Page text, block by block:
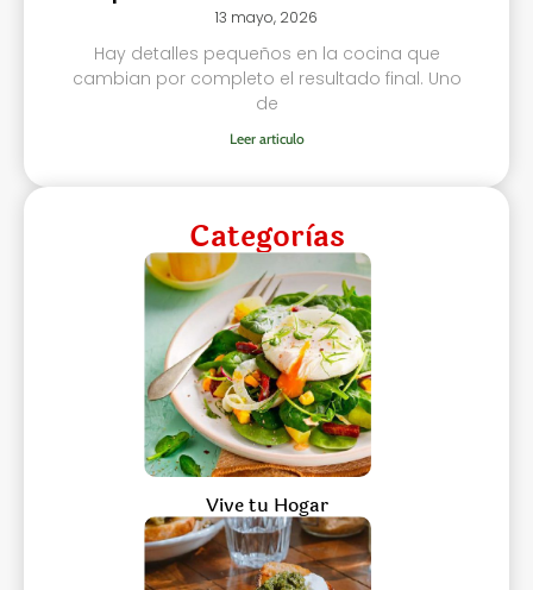
13 mayo, 2026
Hay detalles pequeños en la cocina que
cambian por completo el resultado final. Uno
de
Leer articulo
Categorìas
Vive tu Hogar